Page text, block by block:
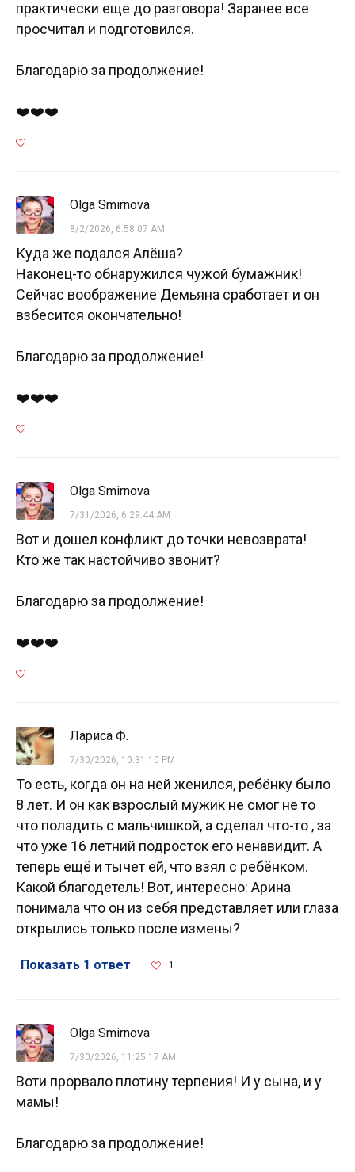
практически еще до разговора! Заранее все
просчитал и подготовился.
Благодарю за продолжение!
❤️❤️❤️
Olga Smirnova
8/2/2026, 6:58:07 AM
Куда же подался Алёша?
Наконец-то обнаружился чужой бумажник!
Сейчас воображение Демьяна сработает и он
взбесится окончательно!
Благодарю за продолжение!
❤️❤️❤️
Olga Smirnova
7/31/2026, 6:29:44 AM
Вот и дошел конфликт до точки невозврата!
Кто же так настойчиво звонит?
Благодарю за продолжение!
❤️❤️❤️
Лариса Ф.
7/30/2026, 10:31:10 PM
То есть, когда он на ней женился, ребёнку было
8 лет. И он как взрослый мужик не смог не то
что поладить с мальчишкой, а сделал что-то , за
что уже 16 летний подросток его ненавидит. А
теперь ещё и тычет ей, что взял с ребёнком.
Какой благодетель! Вот, интересно: Арина
понимала что он из себя представляет или глаза
открылись только после измены?
Показать 1 ответ 1
Olga Smirnova
7/30/2026, 11:25:17 AM
Воти прорвало плотину терпения! И у сына, и у
мамы!
Благодарю за продолжение!